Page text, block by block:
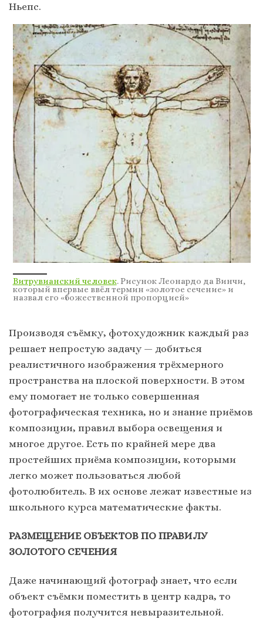
Ньепс.
Витрувианский человек. Рисунок Леонардо да Винчи,
который впервые ввёл термин «золотое сечение» и
назвал его «божественной пропорцией»
Производя съёмку, фотохудожник каждый раз
решает непростую задачу — добиться
реалистичного изображения трёхмерного
пространства на плоской поверхности. В этом
ему помогает не только совершенная
фотографическая техника, но и знание приёмов
композиции, правил выбора освещения и
многое другое. Есть по крайней мере два
простейших приёма композиции, которыми
легко может пользоваться любой
фотолюбитель. В их основе лежат известные из
школьного курса математические факты.
РАЗМЕЩЕНИЕ ОБЪЕКТОВ ПО ПРАВИЛУ
ЗОЛОТОГО СЕЧЕНИЯ
Даже начинающий фотограф знает, что если
объект съёмки поместить в центр кадра, то
фотография получится невыразительной.